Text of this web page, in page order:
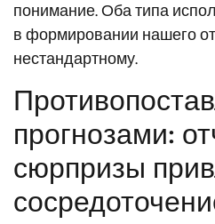
понимание. Оба типа
в формировании нашего
нестандартному.
прогнозами:
сюрпризы